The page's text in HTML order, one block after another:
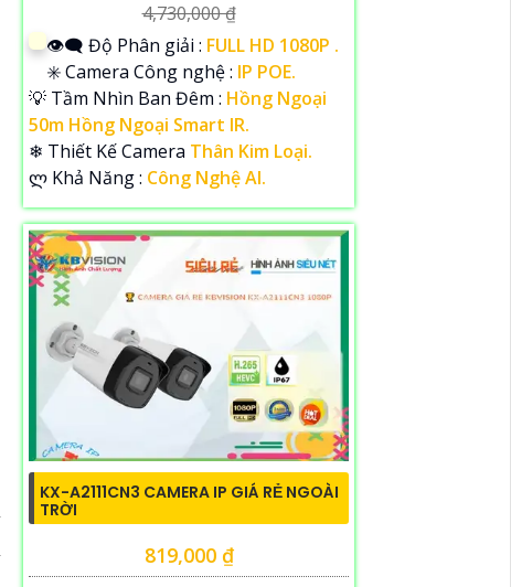
4,730,000 ₫
👁️‍🗨 Độ Phân giải : FULL HD 1080P .
✳️ Camera Công nghệ : IP POE.
💡 Tầm Nhìn Ban Đêm : Hồng Ngoại
50m Hồng Ngoại Smart IR.
❄ Thiết Kế Camera Thân Kim Loại.
️ლ Khả Năng : Công Nghệ AI.
KX-A2111CN3 CAMERA IP GIÁ RẺ NGOÀI
TRỜI
819,000 ₫